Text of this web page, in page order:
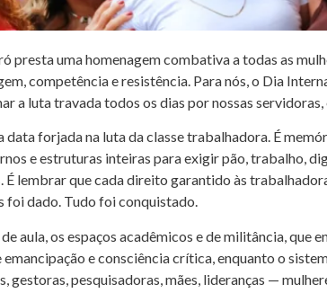
presta uma homenagem combativa a todas as
competência e resistência. Para nós, o Dia
a luta travada todos os dias por nossas
forjada na luta da classe trabalhadora. É
e estruturas inteiras para exigir pão, trabalho,
lembrar que cada direito garantido às
foi dado. Tudo foi conquistado.
aula, os espaços acadêmicos e de militância, que
e consciência crítica, enquanto o
gestoras, pesquisadoras, mães, lideranças —